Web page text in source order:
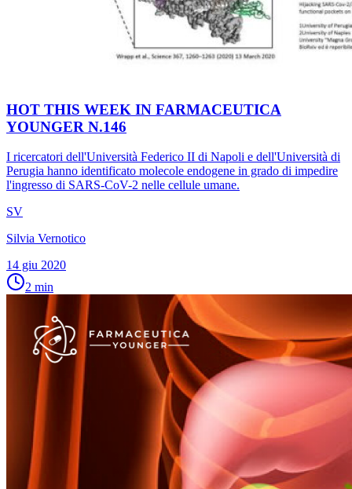
HOT THIS WEEK IN FARMACEUTICA
YOUNGER N.146
I ricercatori dell'Università Federico II di Napoli e dell'Università di
Perugia hanno identificato molecole endogene in grado di impedire
l'ingresso di SARS-CoV-2 nelle cellule umane.
SV
Silvia Vernotico
14 giu 2020
2 min